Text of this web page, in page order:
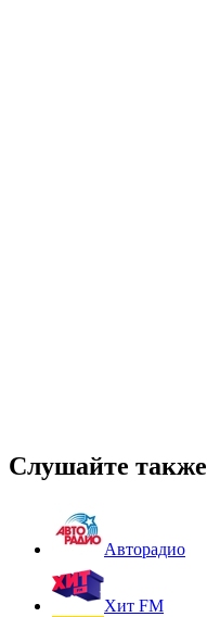
Слушайте также
Авторадио
Хит FM